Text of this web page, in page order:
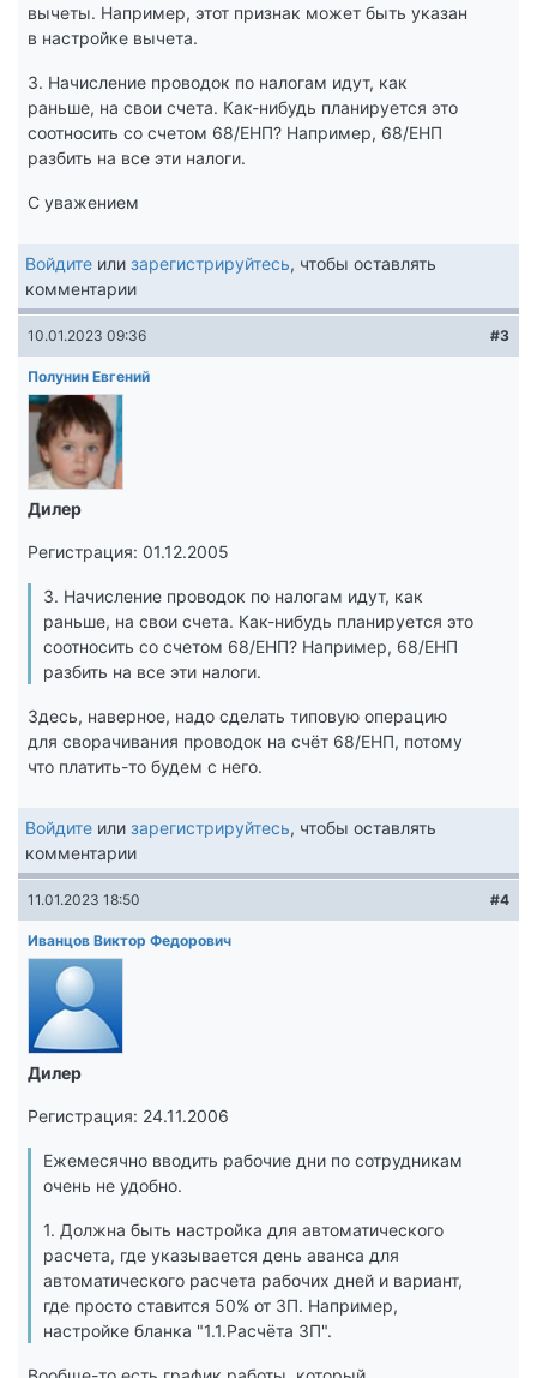
вычеты. Например, этот признак может быть указан
в настройке вычета.
3. Начисление проводок по налогам идут, как
раньше, на свои счета. Как-нибудь планируется это
соотносить со счетом 68/ЕНП? Например, 68/ЕНП
разбить на все эти налоги.
С уважением
Войдите или зарегистрируйтесь, чтобы оставлять
комментарии
10.01.2023 09:36 #3
Полунин Евгений
Дилер
Регистрация: 01.12.2005
3. Начисление проводок по налогам идут, как
раньше, на свои счета. Как-нибудь планируется это
соотносить со счетом 68/ЕНП? Например, 68/ЕНП
разбить на все эти налоги.
Здесь, наверное, надо сделать типовую операцию
для сворачивания проводок на счёт 68/ЕНП, потому
что платить-то будем с него.
Войдите или зарегистрируйтесь, чтобы оставлять
комментарии
11.01.2023 18:50 #4
Иванцов Виктор Федорович
Дилер
Регистрация: 24.11.2006
Ежемесячно вводить рабочие дни по сотрудникам
очень не удобно.
1. Должна быть настройка для автоматического
расчета, где указывается день аванса для
автоматического расчета рабочих дней и вариант,
где просто ставится 50% от ЗП. Например,
настройке бланка "1.1.Расчёта ЗП".